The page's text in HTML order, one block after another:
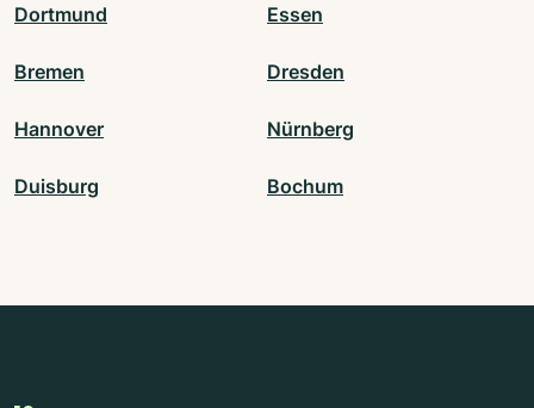
Dortmund Essen
Bremen Dresden
Hannover Nürnberg
Duisburg Bochum